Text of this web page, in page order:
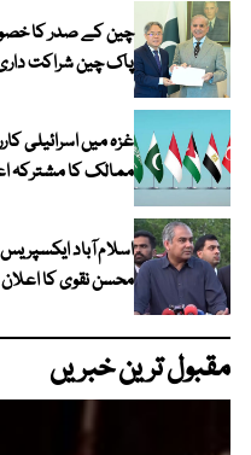
چین کے صدر کا
پاک چین شراکت
ممالک کا مشترکہ
اسلام آباد
محسن نقوی کا اعلان
مقبول ترین خبریں